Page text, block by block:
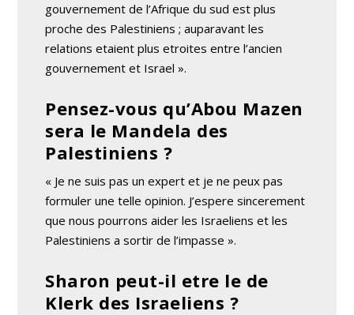
gouvernement de l’Afrique du sud est plus
proche des Palestiniens ; auparavant les
relations etaient plus etroites entre l’ancien
gouvernement et Israel ».
Pensez-vous qu’Abou Mazen
sera le Mandela des
Palestiniens ?
« Je ne suis pas un expert et je ne peux pas
formuler une telle opinion. J’espere sincerement
que nous pourrons aider les Israeliens et les
Palestiniens a sortir de l’impasse ».
Sharon peut-il etre le de
Klerk des Israeliens ?